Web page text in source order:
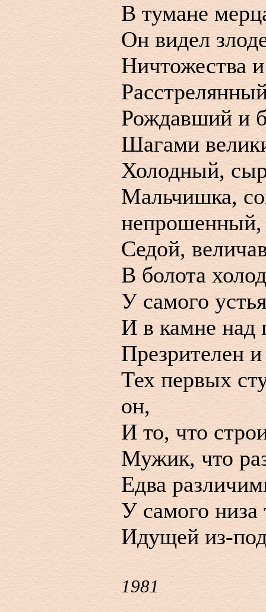
В тумане
Он видел
Ничтожества
Рождавший и
Шагами
Холодный,
Мальчишка,
непрошенный,
Седой,
В болота
У самого
И в камне над
Презрителен
Тех первых
он,
И то, что
Мужик, что
Едва
У самого
Идущей из-
1981